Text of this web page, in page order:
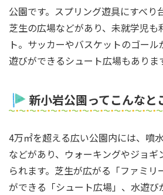
公園です。スプリング遊具にすべり
芝生の広場などがあり、未就学児も
ト。サッカーやバスケットのゴー
遊びができるシュート広場もありま
新小岩公園ってこんなと
4万㎡を超える広い公園内には、噴
などがあり、ウォーキングやジョギ
られます。芝生が広がる「ファミリ
ができる「シュート広場」、水遊び